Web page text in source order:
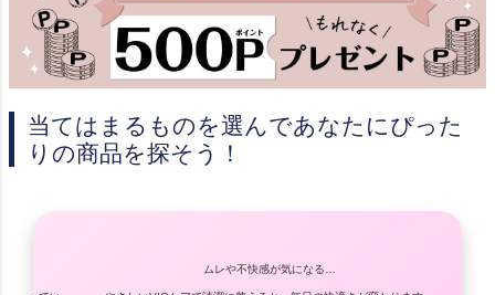
当てはまるものを選んであなたにぴった
りの商品を探そう！
ムレや不快感が気になる…